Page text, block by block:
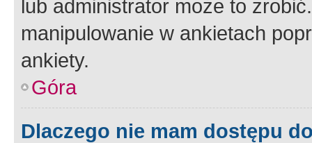
lub administrator może to
manipulowanie w ankietach
ankiety.
Góra
Dlaczego nie mam dostępu